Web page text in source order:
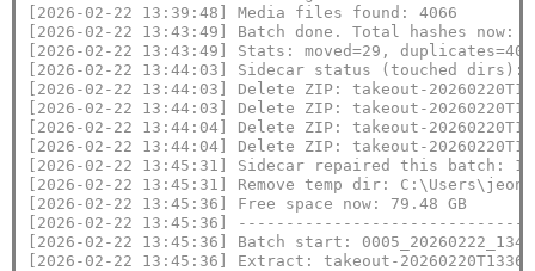
[2026-02-22 13:39:48] Media files found: 4066
[2026-02-22 13:43:49] Batch done. Total hashes now:
[2026-02-22 13:43:49] Stats: moved=29,
[2026-02-22 13:44:03] Sidecar status (touched dirs):
[2026-02-22 13:44:03] Delete ZIP: takeout-
[2026-02-22 13:44:03] Delete ZIP: takeout-
[2026-02-22 13:44:04] Delete ZIP: takeout-
[2026-02-22 13:44:04] Delete ZIP: takeout-
[2026-02-22 13:45:31] Sidecar repaired this batch: 1
[2026-02-22 13:45:31] Remove temp dir:
[2026-02-22 13:45:36] Free space now: 79.48 GB
[2026-02-22 13:45:36]
[2026-02-22 13:45:36] Batch start:
[2026-02-22 13:45:36] Extract: takeout-